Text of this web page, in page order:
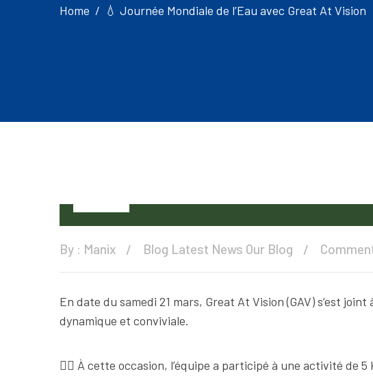
Home 💧 Journée Mondiale de l’Eau avec Great At Vision
By : Manix Blog Latest News Our Blog
En date du samedi 21 mars, Great At Vision (GAV) s’est
dynamique et conviviale.
🏃‍♂️ À cette occasion, l’équipe a participé à une activité de